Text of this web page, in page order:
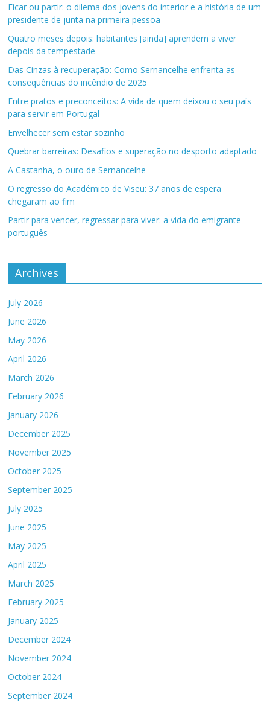
Ficar ou partir: o dilema dos jovens do interior e a história de um
presidente de junta na primeira pessoa
Quatro meses depois: habitantes [ainda] aprendem a viver
depois da tempestade
Das Cinzas à recuperação: Como Sernancelhe enfrenta as
consequências do incêndio de 2025
Entre pratos e preconceitos: A vida de quem deixou o seu país
para servir em Portugal
Envelhecer sem estar sozinho
Quebrar barreiras: Desafios e superação no desporto adaptado
A Castanha, o ouro de Sernancelhe
O regresso do Académico de Viseu: 37 anos de espera
chegaram ao fim
Partir para vencer, regressar para viver: a vida do emigrante
português
Archives
July 2026
June 2026
May 2026
April 2026
March 2026
February 2026
January 2026
December 2025
November 2025
October 2025
September 2025
July 2025
June 2025
May 2025
April 2025
March 2025
February 2025
January 2025
December 2024
November 2024
October 2024
September 2024